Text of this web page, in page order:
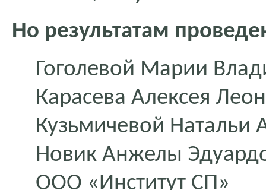
Но результатам
Гоголевой Марии
Карасева Алексея
Кузьмичевой Натальи
Новик Анжелы
ООО «Институт СП»